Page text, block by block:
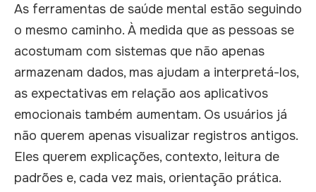
As ferramentas de saúde mental estão seguindo
o mesmo caminho. À medida que as pessoas se
acostumam com sistemas que não apenas
armazenam dados, mas ajudam a interpretá-los,
as expectativas em relação aos aplicativos
emocionais também aumentam. Os usuários já
não querem apenas visualizar registros antigos.
Eles querem explicações, contexto, leitura de
padrões e, cada vez mais, orientação prática.